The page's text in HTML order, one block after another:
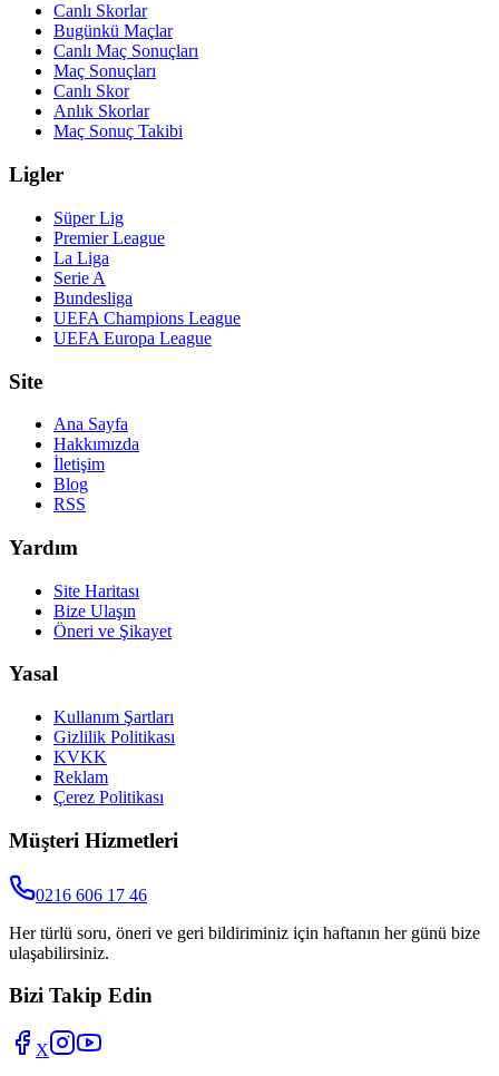
Canlı Skorlar
Bugünkü Maçlar
Canlı Maç Sonuçları
Maç Sonuçları
Canlı Skor
Anlık Skorlar
Maç Sonuç Takibi
Ligler
Süper Lig
Premier League
La Liga
Serie A
Bundesliga
UEFA Champions League
UEFA Europa League
Site
Ana Sayfa
Hakkımızda
İletişim
Blog
RSS
Yardım
Site Haritası
Bize Ulaşın
Öneri ve Şikayet
Yasal
Kullanım Şartları
Gizlilik Politikası
KVKK
Reklam
Çerez Politikası
Müşteri Hizmetleri
0216 606 17 46
Her türlü soru, öneri ve geri bildiriminiz için haftanın her günü bize
ulaşabilirsiniz.
Bizi Takip Edin
X